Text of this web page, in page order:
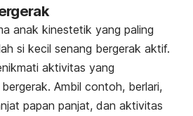
anak kinestetik yang paling
si kecil senang bergerak aktif.
aktivitas yang
Ambil contoh, berlari,
papan panjat, dan aktivitas